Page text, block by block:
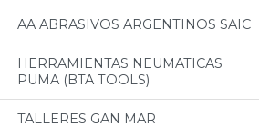
AA ABRASIVOS ARGENTINOS SAIC
HERRAMIENTAS NEUMATICAS
PUMA (BTA TOOLS)
TALLERES GAN MAR